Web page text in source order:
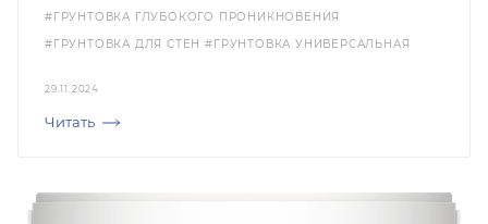
29.11.2024
Читать
#ГРУНТОВКА ГЛУБОКОГО ПРОНИКНОВЕНИЯ
#ГРУНТОВКА ДЛЯ СТЕН #ГРУНТОВКА УНИВЕРСАЛЬНАЯ